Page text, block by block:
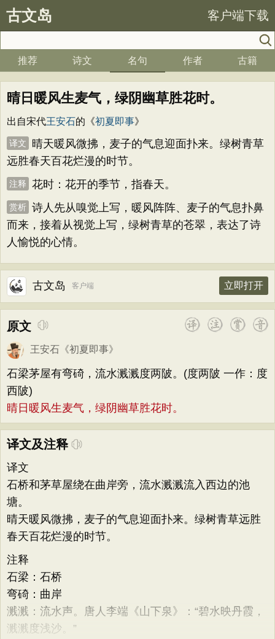
古文岛 客户端下载
推荐 诗文 名句 作者 古籍
晴日暖风生麦气，绿阴幽草胜花时。
出自宋代王安石的《初夏即事》
译文
晴天暖风微拂，麦子的气息迎面扑来。绿树青草
远胜春天百花烂漫的时节。
注释 花时：花开的季节，指春天。
赏析 诗人先从嗅觉上写，暖风阵阵、麦子的气息扑鼻
而来，接着从视觉上写，绿树青草的苍翠，表达了诗
人愉悦的心情。
古文岛 客户端 立即打开
原文
王安石 《初夏即事》
石梁茅屋有弯碕，流水溅溅度两陂。(度两陂 一作：度
西陂)
晴日暖风生麦气，绿阴幽草胜花时。
译文及注释
译文
石桥和茅草屋绕在曲岸旁，流水溅溅流入西边的池
塘。
晴天暖风微拂，麦子的气息迎面扑来。绿树青草远胜
春天百花烂漫的时节。
注释
石梁：石桥
弯碕：曲岸
溅溅：流水声。唐人李端《山下泉》：“碧水映丹霞，
溅溅度浅沙。”